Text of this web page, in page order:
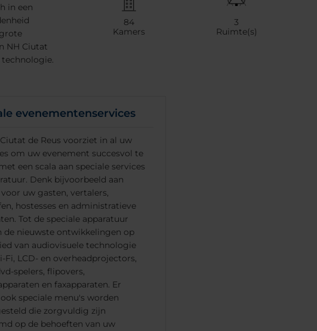
in een
NH Ciutat
84
Kamers
3
Ruimte(s)
evenementenservices
de Reus voorziet in al uw
om uw evenement succesvol te
een scala aan speciale services
Denk bijvoorbeeld aan
uw gasten, vertalers,
hostesses en administratieve
Tot de speciale apparatuur
de nieuwste ontwikkelingen op
van audiovisuele technologie
Fi, LCD- en overheadprojectors,
spelers, flipovers,
en faxapparaten. Er
speciale menu's worden
die zorgvuldig zijn
op de behoeften van uw